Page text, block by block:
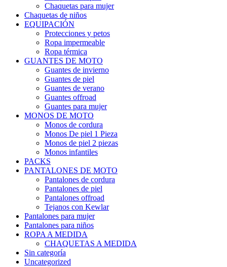
Chaquetas para mujer
Chaquetas de niños
EQUIPACIÓN
Protecciones y petos
Ropa impermeable
Ropa térmica
GUANTES DE MOTO
Guantes de invierno
Guantes de piel
Guantes de verano
Guantes offroad
Guantes para mujer
MONOS DE MOTO
Monos de cordura
Monos De piel 1 Pieza
Monos de piel 2 piezas
Monos infantiles
PACKS
PANTALONES DE MOTO
Pantalones de cordura
Pantalones de piel
Pantalones offroad
Tejanos con Kewlar
Pantalones para mujer
Pantalones para niños
ROPA A MEDIDA
CHAQUETAS A MEDIDA
Sin categoría
Uncategorized